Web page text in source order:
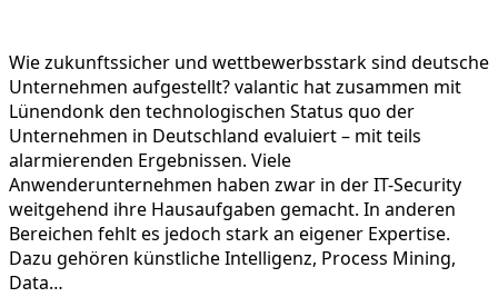
Wie zukunftssicher und wettbewerbsstark sind deutsche
Unternehmen aufgestellt? valantic hat zusammen mit
Lünendonk den technologischen Status quo der
Unternehmen in Deutschland evaluiert – mit teils
alarmierenden Ergebnissen. Viele
Anwenderunternehmen haben zwar in der IT-Security
weitgehend ihre Hausaufgaben gemacht. In anderen
Bereichen fehlt es jedoch stark an eigener Expertise.
Dazu gehören künstliche Intelligenz, Process Mining,
Data…